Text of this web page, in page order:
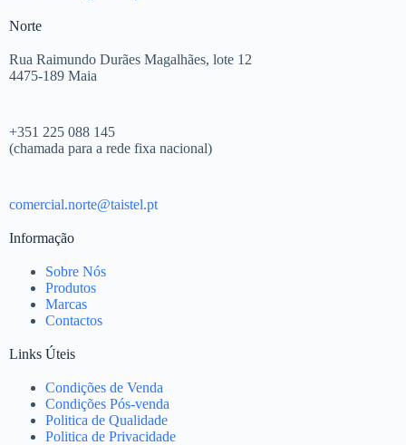
Norte
Rua Raimundo Durães Magalhães, lote 12
4475-189 Maia
+351 225 088 145
(chamada para a rede fixa nacional)
comercial.norte@taistel.pt
Informação
Sobre Nós
Produtos
Marcas
Contactos
Links Úteis
Condições de Venda
Condições Pós-venda
Politica de Qualidade
Politica de Privacidade